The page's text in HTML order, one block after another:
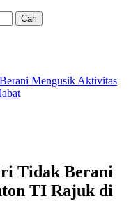
Mengusik Aktivitas
Tidak Berani
TI Rajuk di